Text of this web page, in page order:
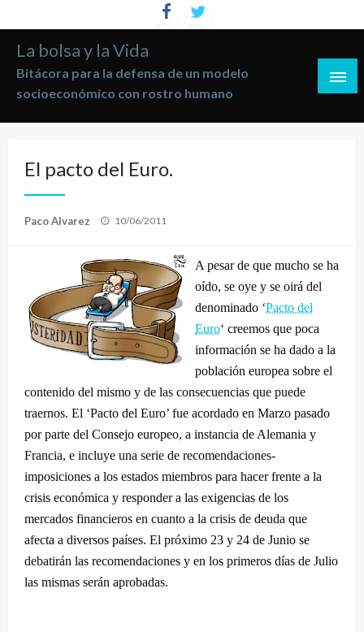
al
contenido
La bolsa y la Vida
Bitácora para la defensa de un modelo
socioeconómico con rostro humano
El pacto del Euro.
Paco Alvarez
Publicado
10/06/2011
A pesar de que mucho se ha
oído, se oye y se oirá del
denominado ‘Pacto del
Euro‘ creemos que poca
información se ha dado a la
población europea sobre el
contenido del mismo y de las consecuencias que puede
traernos. El ‘Pacto del Euro’ fue acordado en Marzo pasado
por parte del Consejo europeo, a instancia de Alemania y
Francia, e incluye una serie de recomendaciones-
imposiciones a los estados miembros para hacer frente a la
crisis económica y responder a las exigencias de los
mercados financieros en cuanto a la crisis de deuda que
afecta a diversos países. El próximo 23 y 24 de Junio se
debatirán las recomendaciones y en los primeros días de Julio
las mismas serán aprobadas.